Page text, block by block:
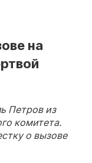
на
Петров из
комитета.
о вызове